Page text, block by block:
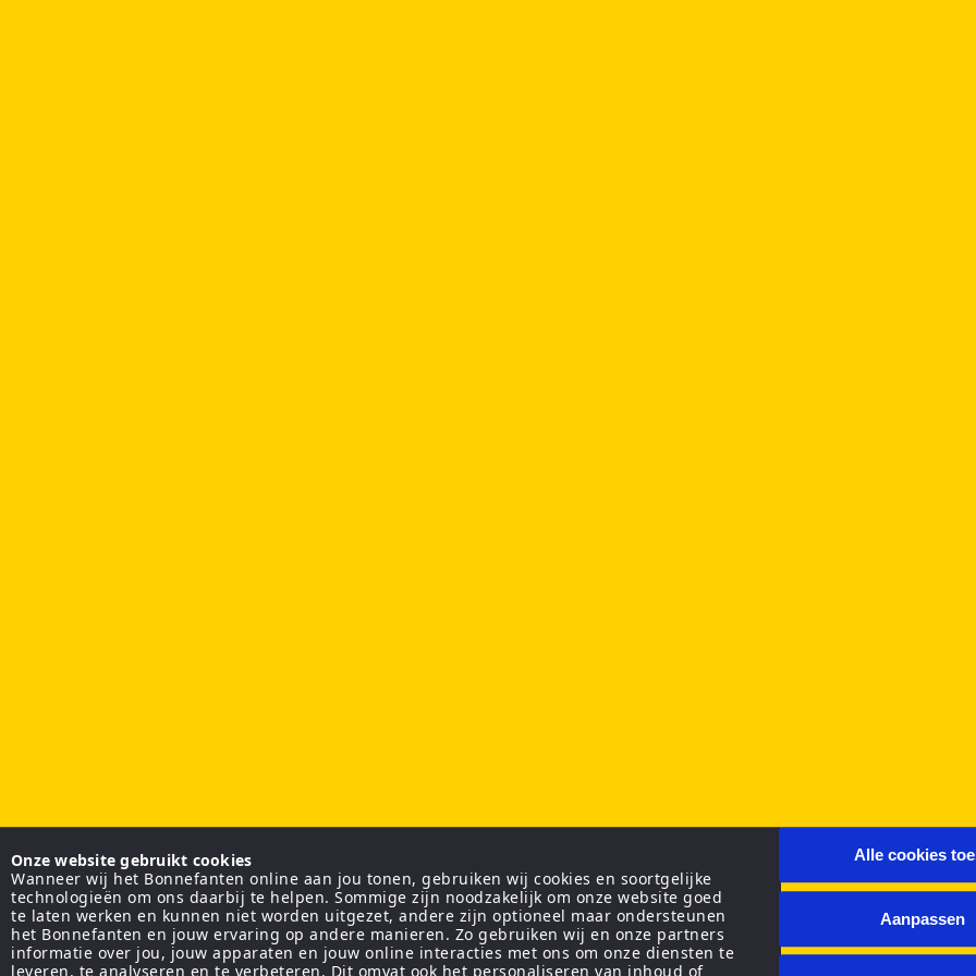
Onze website gebruikt cookies
Wanneer wij het Bonnefanten online aan jou tonen, gebruiken wij cookies en soortgelijke
technologieën om ons daarbij te helpen. Sommige zijn noodzakelijk om onze website goed
te laten werken en kunnen niet worden uitgezet, andere zijn optioneel maar ondersteunen
het Bonnefanten en jouw ervaring op andere manieren. Zo gebruiken wij en onze partners
informatie over jou, jouw apparaten en jouw online interacties met ons om onze diensten te
leveren, te analyseren en te verbeteren. Dit omvat ook het personaliseren van inhoud of
Alle cookies
Aanpassen